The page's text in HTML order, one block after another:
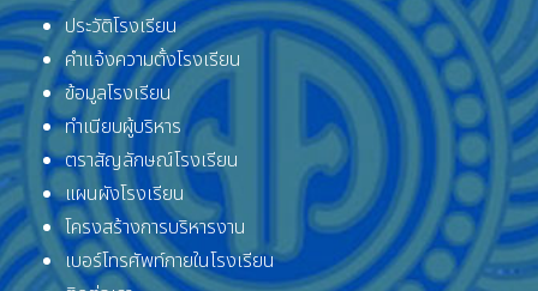
ประวัติโรงเรียน
คำแจ้งความตั้งโรงเรียน
ข้อมูลโรงเรียน
ทำเนียบผู้บริหาร
ตราสัญลักษณ์โรงเรียน
แผนผังโรงเรียน
โครงสร้างการบริหารงาน
เบอร์โทรศัพท์ภายในโรงเรียน